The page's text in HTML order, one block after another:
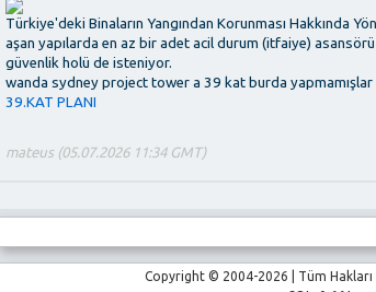
Türkiye'deki Binaların Yangından Korunması Hakkında
aşan yapılarda en az bir adet acil durum (itfaiye)
güvenlik holü de isteniyor.
wanda sydney project tower a 39 kat burda yapmamışlar
39.KAT PLANI
mateus (05.07.2026 11:34 GMT)
Copyright © 2004-2026 | Tüm Hakları